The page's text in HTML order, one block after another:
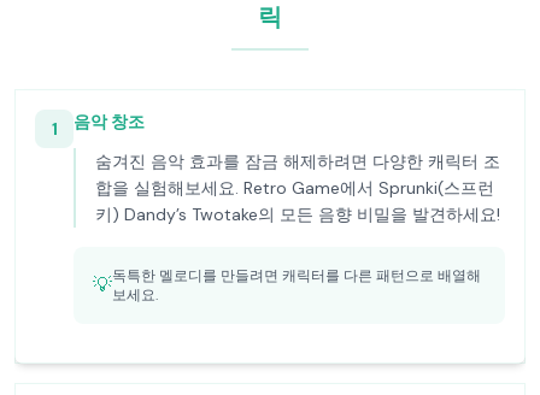
릭
1
음악 창조
숨겨진 음악 효과를 잠금 해제하려면 다양한 캐릭터 조
합을 실험해보세요. Retro Game에서 Sprunki(스프런
키) Dandy’s Twotake의 모든 음향 비밀을 발견하세요!
💡독특한 멜로디를 만들려면 캐릭터를 다른 패턴으로 배열해
보세요.